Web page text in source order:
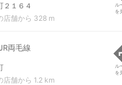
２１６４
店舗から 328 m
ル
を
両毛線
店舗から 1.2 km
ル
を